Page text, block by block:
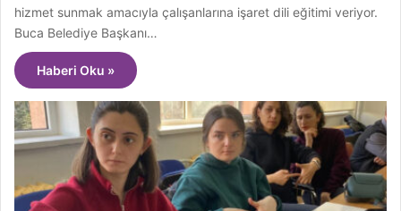
hizmet sunmak amacıyla çalışanlarına işaret dili eğitimi veriyor.
Buca Belediye Başkanı…
Haberi Oku »